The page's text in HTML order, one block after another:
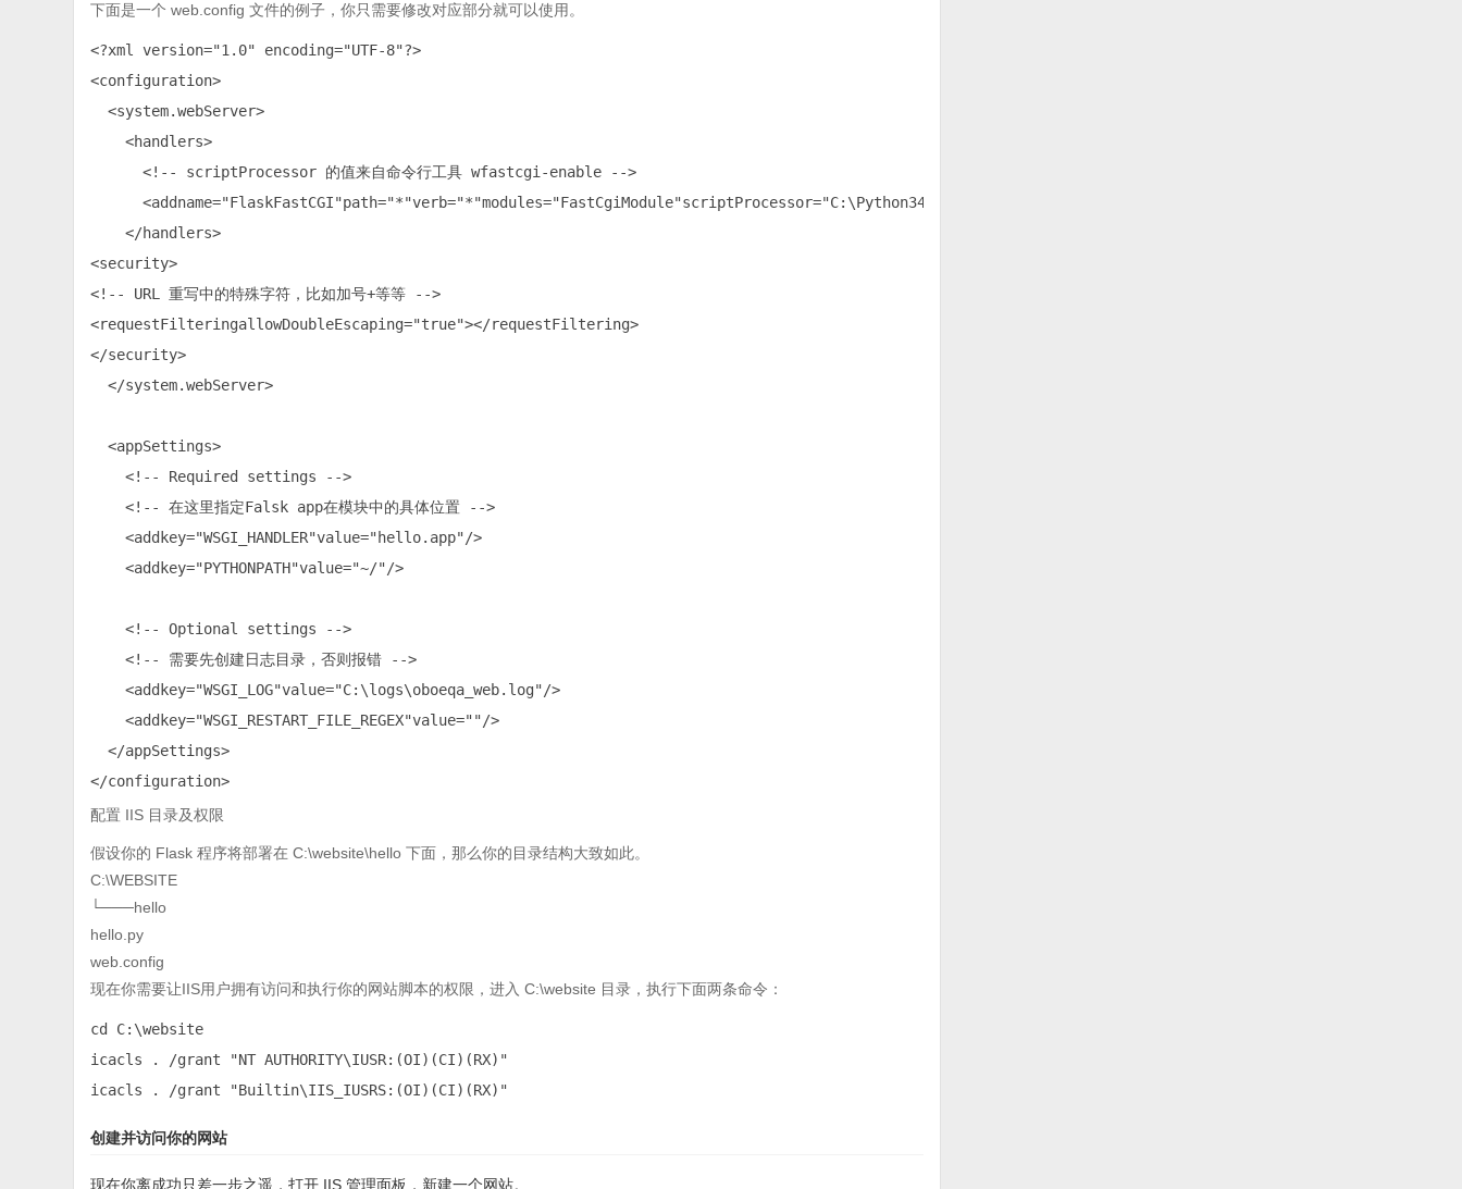
下面是一个 web.config 文件的例子，你只需要修改对应部分就可以使用。
<?xml version="1.0" encoding="UTF-8"?>
<configuration>
  <system.webServer>
    <handlers>
      <!-- scriptProcessor 的值来自命令行工具 wfastcgi-enable -->
<addname="FlaskFastCGI"path="*"verb="*"modules="FastCgiModule"scriptProcessor="C:\Python34\python.exe|C:\Python34\lib\site-
    </handlers>
<security>
<!-- URL 重写中的特殊字符，比如加号+等等 -->
<requestFilteringallowDoubleEscaping="true"></requestFiltering>
</security>
  </system.webServer>
  <appSettings>
    <!-- Required settings -->
    <!-- 在这里指定Falsk app在模块中的具体位置 -->
    <addkey="WSGI_HANDLER"value="hello.app"/>
    <addkey="PYTHONPATH"value="~/"/>
    <!-- Optional settings -->
    <!-- 需要先创建日志目录，否则报错 -->
    <addkey="WSGI_LOG"value="C:\logs\oboeqa_web.log"/>
    <addkey="WSGI_RESTART_FILE_REGEX"value=""/>
  </appSettings>
</configuration>
配置 IIS 目录及权限
假设你的 Flask 程序将部署在 C:\website\hello 下面，那么你的目录结构大致如此。
C:\WEBSITE
└───hello
hello.py
web.config
现在你需要让IIS用户拥有访问和执行你的网站脚本的权限，进入 C:\website 目录，执行下面两条命令：
cd C:\website
icacls . /grant "NT AUTHORITY\IUSR:(OI)(CI)(RX)"
icacls . /grant "Builtin\IIS_IUSRS:(OI)(CI)(RX)"
创建并访问你的网站
现在你离成功只差一步之遥，打开 IIS 管理面板，新建一个网站。